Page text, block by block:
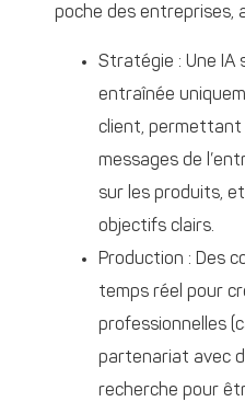
poche des entreprises,
Stratégie : Une IA
entraînée
client, permettant
messages de
sur les produits,
objectifs clairs.
Production : Des
temps réel pour
professionnelles
partenariat avec
recherche pour